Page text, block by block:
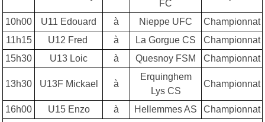
FC
10h00 U11 Edouard à Nieppe UFC
Championnat
11h15
U12 Fred à La Gorgue CS
Championnat
15h30
U13 Loic à Quesnoy FSM Championnat
13h30 U13F Mickael à
Erquinghem
Lys CS
Championnat
16h00 U15 Enzo à Hellemmes AS Championnat